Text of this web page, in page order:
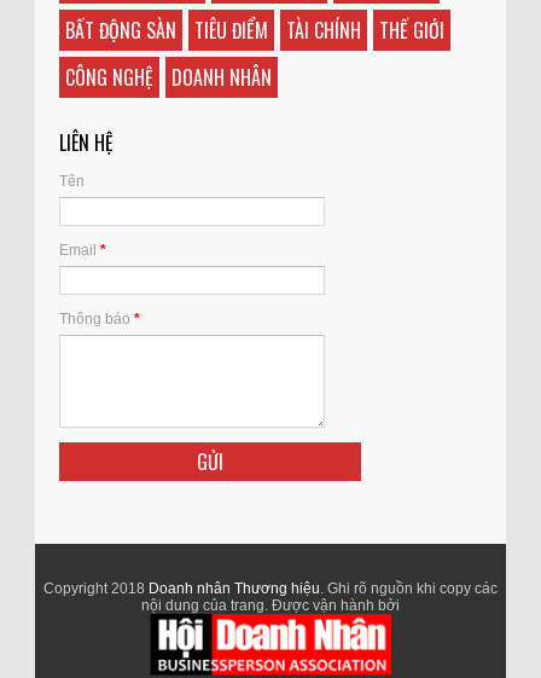
BẤT ĐỘNG SÀN
TIÊU ĐIỂM TÀI CHÍNH
THẾ GIỚI
CÔNG NGHỆ
DOANH NHÂN
LIÊN HỆ
Tên
Email *
Thông báo *
Copyright 2018 Doanh nhân Thương hiệu. Ghi rõ nguồn khi copy các
nội dung của trang. Được vận hành bởi